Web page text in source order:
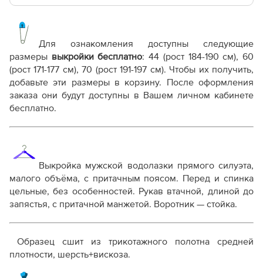
Выкройка PDF для печати на принтере A4 или
плоттере A0 с шириной печати 810мм в зависимости
от выбора формата
Инструкция-водолазка-Лео541.pdf
Дополнительные файлы:
Терминология ВТО
Как распечатывать выкройки
Как скорректировать готовую выкройку по росту
Для ознакомления доступны следующие
размеры выкройки бесплатно: 44 (рост 184-190 см), 60
(рост 171-177 см), 70 (рост 191-197 см). Чтобы их получить,
добавьте эти размеры в корзину. После оформления
заказа они будут доступны в Вашем личном кабинете
бесплатно.
Выкройка мужской водолазки прямого силуэта,
малого объёма, с притачным поясом. Перед и спинка
цельные, без особенностей. Рукав втачной, длиной до
запястья, с притачной манжетой. Воротник — стойка.
Образец сшит из трикотажного полотна средней
плотности, шерсть+вискоза.